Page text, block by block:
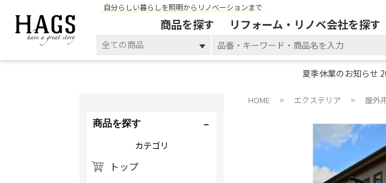
自分らしい暮らしを照明からリノベーションまで
商品を探す リフォーム・リノベ会社を探す
全ての商品
夏季休業のお知らせ
HOME エクステリア 屋外
商品を探す
カテゴリ
トップ